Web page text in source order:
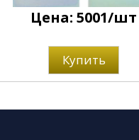
Цена: 5001/шт
Купить